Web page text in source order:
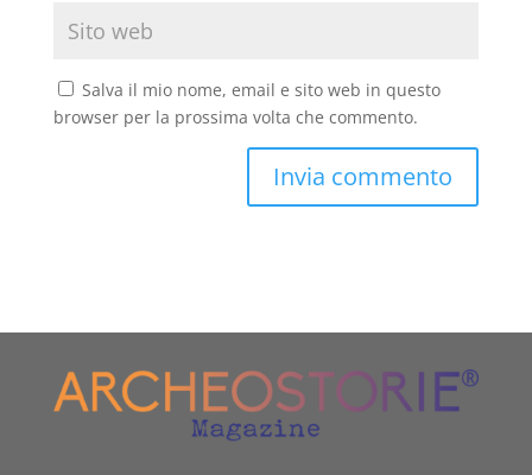
Salva il mio nome, email e sito web in questo
browser per la prossima volta che commento.